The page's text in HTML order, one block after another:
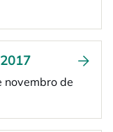
novembro de